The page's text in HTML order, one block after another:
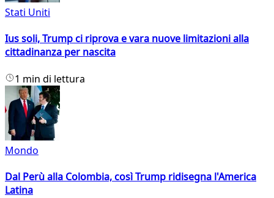
Stati Uniti
Ius soli, Trump ci riprova e vara nuove limitazioni alla
cittadinanza per nascita
1 min di lettura
Mondo
Dal Perù alla Colombia, così Trump ridisegna l'America
Latina